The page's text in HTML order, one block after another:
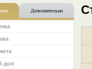
Дополнительно
долг